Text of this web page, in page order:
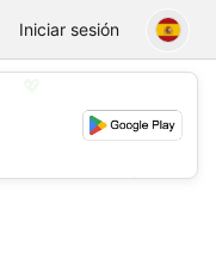
Iniciar sesión
💕